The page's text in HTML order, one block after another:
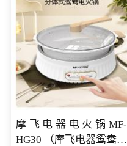
摩飞电器电火锅MF-
HG30 （摩飞电器鸳鸯锅